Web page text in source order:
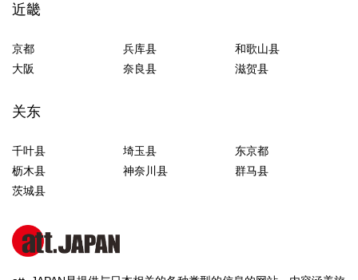
近畿
京都 兵库县
和歌山县
大阪
奈良县 滋贺县
关东
千叶县 埼玉县
东京都
枥木县
神奈川县
群马县
茨城县